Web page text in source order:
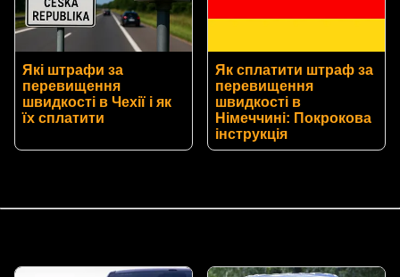
Які штрафи за
перевищення
швидкості в Чехії і як
їх сплатити
Як сплатити штраф за
перевищення
швидкості в
Німеччині: Покрокова
інструкція